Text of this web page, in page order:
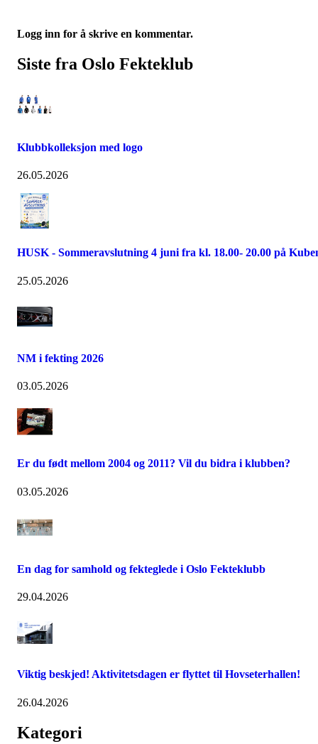
Logg inn for å skrive en kommentar.
Siste fra Oslo Fekteklub
Klubbkolleksjon med logo
26.05.2026
HUSK - Sommeravslutning 4 juni fra kl. 18.00- 20.00 på
25.05.2026
NM i fekting 2026
03.05.2026
Er du født mellom 2004 og 2011? Vil du bidra i klubben?
03.05.2026
En dag for samhold og fekteglede i Oslo Fekteklubb
29.04.2026
Viktig beskjed! Aktivitetsdagen er flyttet til Hovseterhallen!
26.04.2026
Kategori